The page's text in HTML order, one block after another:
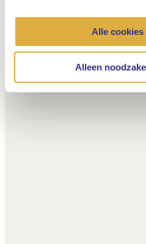
Alle cookies
Alleen